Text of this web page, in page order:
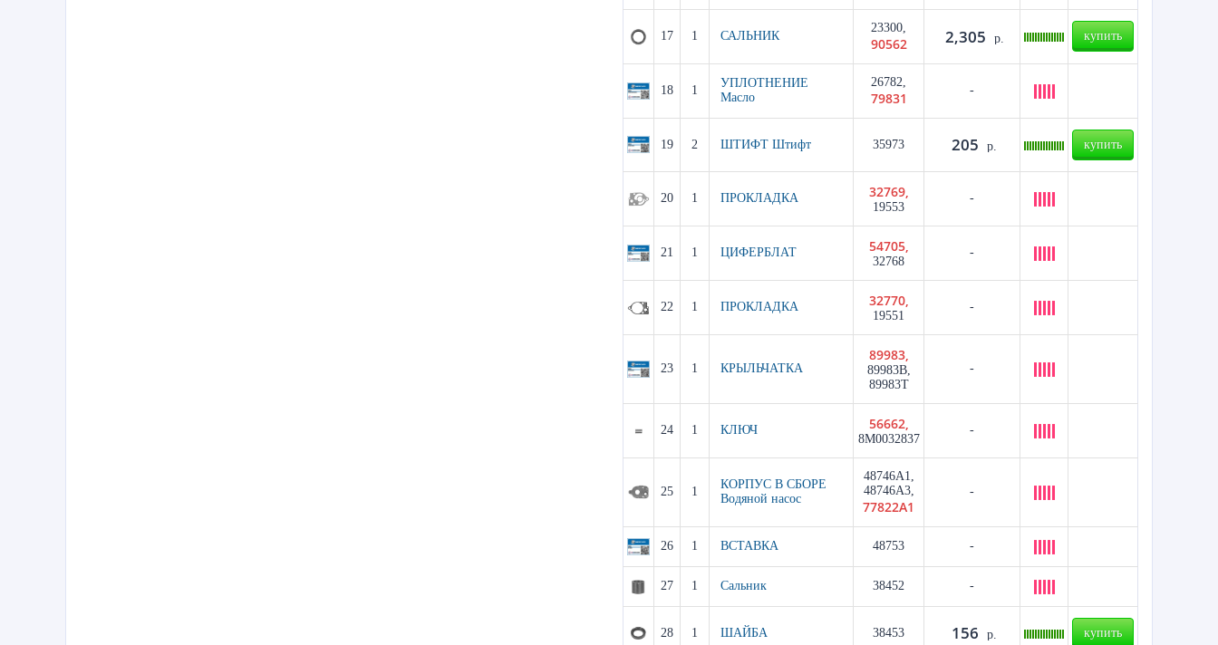
17 1 САЛЬНИК
23300,
90562 2,305 р. купить
18 1
УПЛОТНЕНИЕ
Масло
26782,
79831 -
19 2 ШТИФТ Штифт 35973 205 р. купить
20 1 ПРОКЛАДКА 32769,
19553
-
21 1 ЦИФЕРБЛАТ 54705,
32768
-
22 1 ПРОКЛАДКА 32770,
19551
-
23 1 КРЫЛЬЧАТКА
89983,
89983B,
89983T
-
24 1 КЛЮЧ 56662,
8M0032837
-
25 1
КОРПУС В СБОРЕ
Водяной насос
48746A1,
48746A3,
77822A1
-
26 1 ВСТАВКА 48753 -
27 1 Сальник 38452 -
28 1 ШАЙБА 38453 156 р. купить